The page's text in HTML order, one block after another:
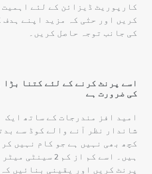
کارپوریٹ ڈیزائن کے لئے اہمیت
کریں اور حتٰی کہ مزید اپنے ہدف
کی جانب توجہ حاصل کریں۔
اسے پرنٹ کرنے کے لئے کتنا بڑا
کی ضرورت ہے
امید افز مندرجات کے ساتھ ایک
شاندار نظر آنے والے کوڈ سے
کچھ بھی نہیں ہے جو کام نہیں
ہیں۔ اسے کم از کم 2
پرنٹ کریں اور یقینی بنائیں کہ